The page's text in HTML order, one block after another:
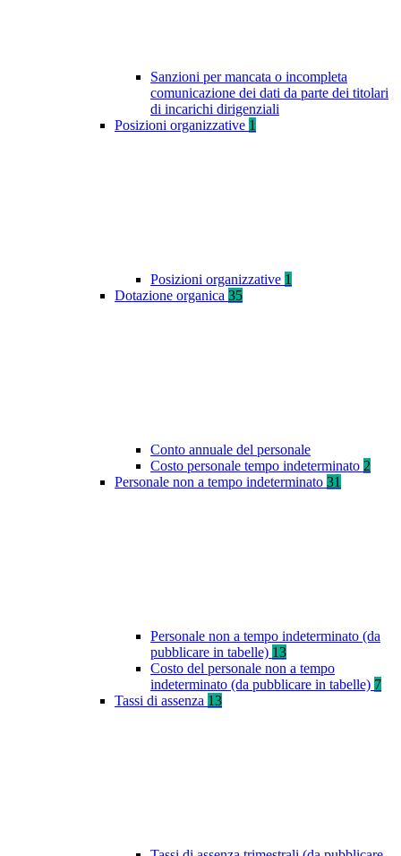
Sanzioni per mancata o incompleta
comunicazione dei dati da parte dei titolari
di incarichi dirigenziali
Posizioni organizzative 1
Posizioni organizzative 1
Dotazione organica 35
Conto annuale del personale
Costo personale tempo indeterminato 2
Personale non a tempo indeterminato 31
Personale non a tempo indeterminato (da
pubblicare in tabelle) 13
Costo del personale non a tempo
indeterminato (da pubblicare in tabelle) 7
Tassi di assenza 13